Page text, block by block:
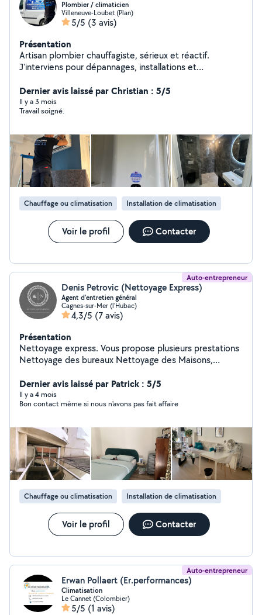
Plombier / climaticien
Villeneuve-Loubet (Plan)
5/5 (3 avis)
Présentation
Artisan plombier chauffagiste, sérieux et réactif.
J'interviens pour dépannages, installations et
Travail soigné, devis clair, intervention rapide.
Dernier avis laissé par Christian : 5/5
Il y a 3 mois
Travail soigné.
Chauffage ou climatisation Installation de climatisation
Voir le profil Contacter
Auto-entrepreneur
Denis Petrovic (Nettoyage Express)
Agent d'entretien général
Cagnes-sur-Mer (l'Hubac)
4,3/5 (7 avis)
Présentation
Nettoyage express. Vous propose plusieurs prestations
Nettoyage des bureaux Nettoyage des Maisons,
clims Décapage de sol Cristallisation de marbre
Shampooing moquette Et en plus de ça, vous pouvez
personnaliser votre entretien !!! n'hésitez surtout pas à
vous répondrons avec plaisir
Dernier avis laissé par Patrick : 5/5
Il y a 4 mois
Bon contact même si nous n'avons pas fait affaire
Chauffage ou climatisation Installation de climatisation
Voir le profil Contacter
Auto-entrepreneur
Erwan Pollaert (Er.performances)
Climatisation
Le Cannet (Colombier)
5/5 (1 avis)